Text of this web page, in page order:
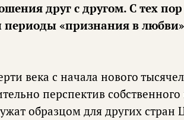
друг с другом. С тех
периоды «признания в
века с начала нового
перспектив
образцом для других стран